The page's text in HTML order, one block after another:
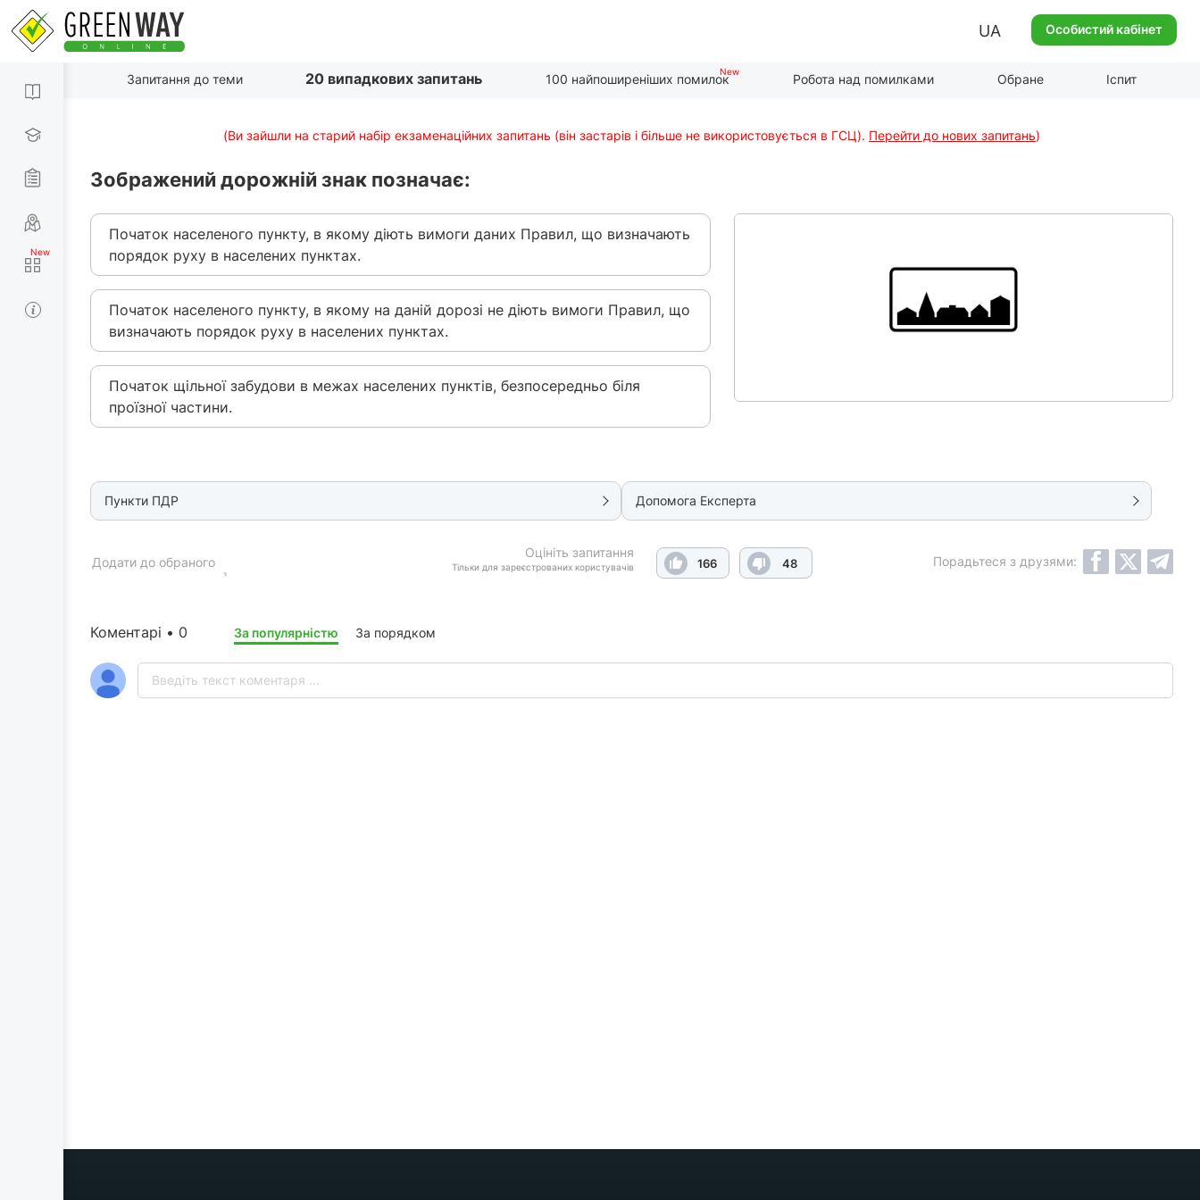
UA Особистий кабінет
Запитання до теми 20 випадкових запитань 100 найпоширеніших помилок Робота над помилками Обране Іспит
(Ви зайшли на старий набір екзаменаційних запитань (він застарів і більше не використовується в ГСЦ). Перейти до нових запитань)
Зображений дорожній знак позначає:
Початок населеного пункту, в якому діють вимоги даних Правил, що визначають
порядок руху в населених пунктах.
Початок населеного пункту, в якому на даній дорозі не діють вимоги Правил, що
визначають порядок руху в населених пунктах.
Початок щільної забудови в межах населених пунктів, безпосередньо біля
проїзної частини.
Пункти ПДР Допомога Експерта
Оцініть запитання
Тільки для зареєстрованих користувачів 166 48
Додати до обраного Порадьтеся з друзями:
Коментарі • 0 За популярністю За порядком